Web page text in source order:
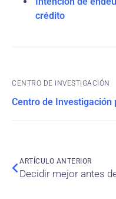
crédito
CENTRO DE INVESTIGACIÓN
Centro de Investigación
ARTÍCULO ANTERIOR